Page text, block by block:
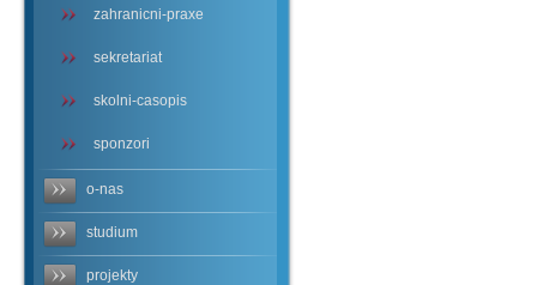
zahranicni-praxe
sekretariat
skolni-casopis
sponzori
o-nas
studium
projekty